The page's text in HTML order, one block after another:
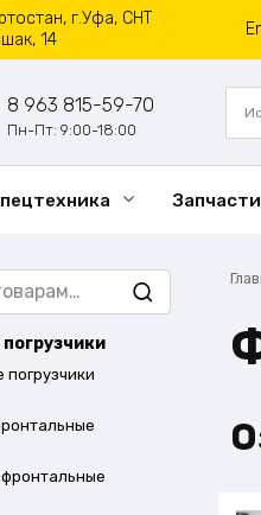
г.Уфа, СНТ
14
8 963 815-59-70
Пн-Пт: 9:00-18:00
Запчасти